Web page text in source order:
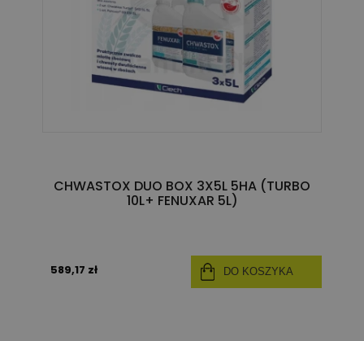
CHWASTOX DUO BOX 3X5L 5HA (TURBO
10L+ FENUXAR 5L)
589,17 zł DO KOSZYKA